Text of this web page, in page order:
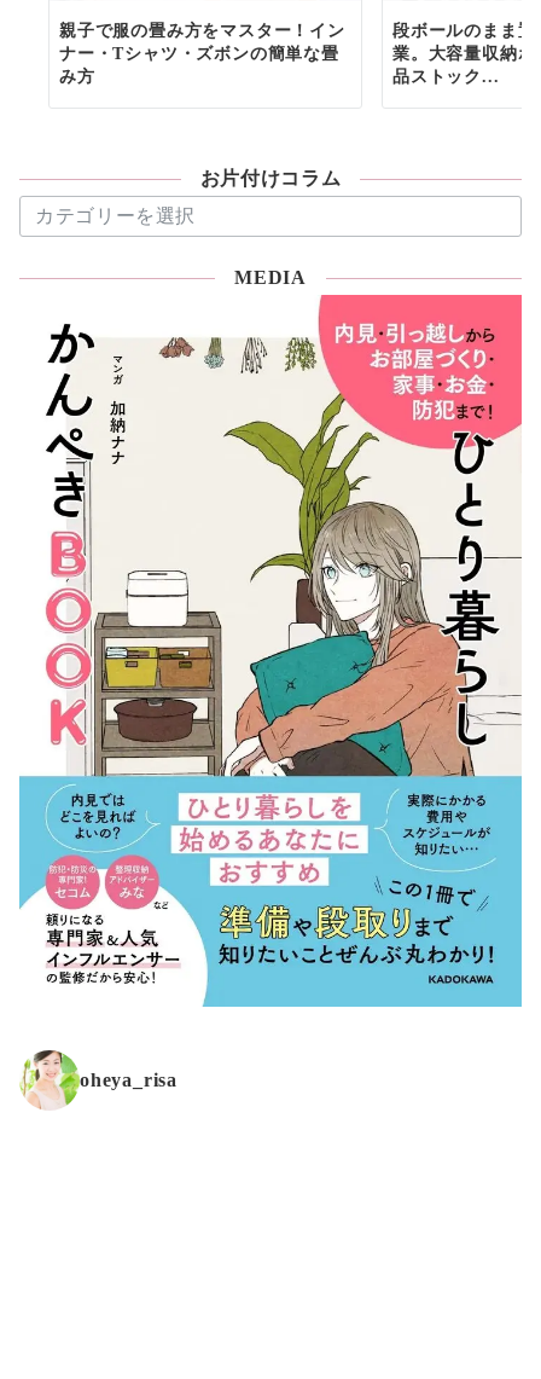
親子で服の畳み方をマスター！イン
ナー・Tシャツ・ズボンの簡単な畳
み方
段ボールのまま
業。大容量収納
品ストック...
お片付けコラム
片
MEDIA
oheya_risa